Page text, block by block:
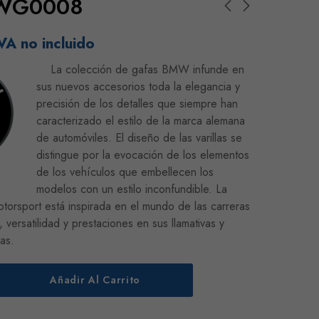
no incluido
La colección de gafas BMW infunde en
sus nuevos accesorios toda la elegancia y
precisión de los detalles que siempre han
caracterizado el estilo de la marca alemana
de automóviles. El diseño de las varillas se
distingue por la evocación de los elementos
de los vehículos que embellecen los
modelos con un estilo inconfundible. La
está inspirada en el mundo de las carreras
y prestaciones en sus llamativas y
Añadir Al Carrito